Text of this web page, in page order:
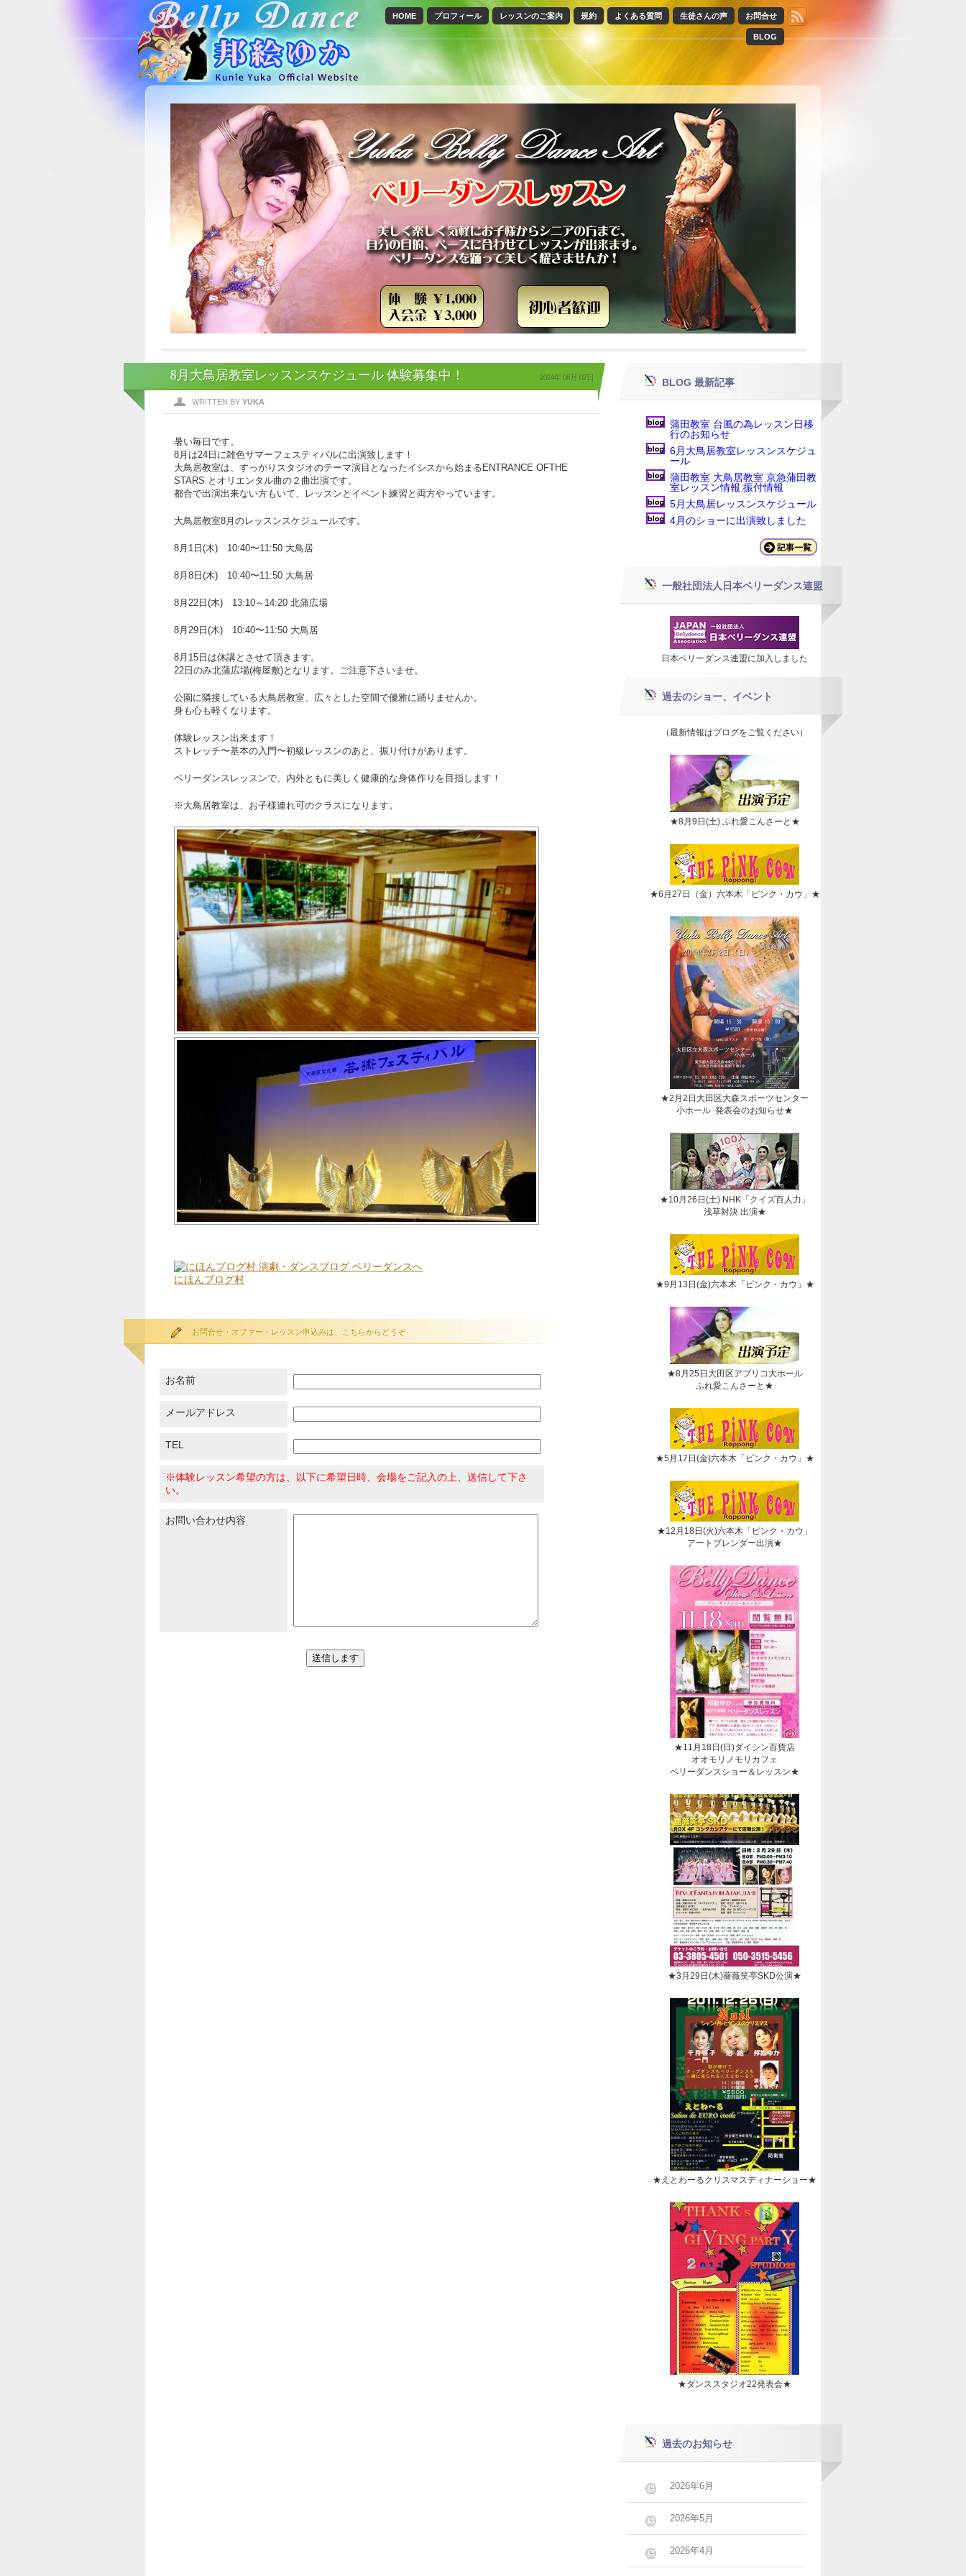
お問合せ
生徒さんの声
よくある質問
規約
レッスンのご案内
プロフィール
HOME
BLOG
8月大鳥居教室レッスンスケジュール 体験募集中！ 2024年 08月 02日
WRITTEN BY YUKA
暑い毎日です。
8月は24日に雑色サマーフェスティバルに出演致します！
大鳥居教室は、すっかりスタジオのテーマ演目となったイシスから始まるENTRANCE OFTHE
STARS とオリエンタル曲の２曲出演です。
都合で出演出来ない方もいて、レッスンとイベント練習と両方やっています。
大鳥居教室8月のレッスンスケジュールです。
8月1日(木) 10:40〜11:50 大鳥居
8月8日(木) 10:40〜11:50 大鳥居
8月22日(木) 13:10～14:20 北蒲広場
8月29日(木) 10:40〜11:50 大鳥居
8月15日は休講とさせて頂きます。
22日のみ北蒲広場(梅屋敷)となります。ご注意下さいませ。
公園に隣接している大鳥居教室、広々とした空間で優雅に踊りませんか。
身も心も軽くなります。
体験レッスン出来ます！
ストレッチ〜基本の入門〜初級レッスンのあと、振り付けがあります。
ベリーダンスレッスンで、内外ともに美しく健康的な身体作りを目指します！
※大鳥居教室は、お子様連れ可のクラスになります。
にほんブログ村
お問合せ・オファー・レッスン申込みは、こちらからどうぞ
お名前
メールアドレス
TEL
※体験レッスン希望の方は、以下に希望日時、会場をご記入の上、送信して下さ
い。
お問い合わせ内容
BLOG 最新記事
蒲田教室 台風の為レッスン日移
行のお知らせ
6月大鳥居教室レッスンスケジュ
ール
蒲田教室 大鳥居教室 京急蒲田教
室レッスン情報 振付情報
5月大鳥居レッスンスケジュール
4月のショーに出演致しました
一般社団法人日本ベリーダンス連盟
日本ベリーダンス連盟に加入しました
過去のショー、イベント
（最新情報はブログをご覧ください）
★8月9日(土) ふれ愛こんさーと★
★6月27日（金）六本木「ピンク・カウ」★
★2月2日大田区大森スポーツセンター
小ホール 発表会のお知らせ★
★10月26日(土) NHK「クイズ百人力」
浅草対決 出演★
★9月13日(金)六本木「ピンク・カウ」★
★8月25日大田区アプリコ大ホール
ふれ愛こんさーと★
★5月17日(金)六本木「ピンク・カウ」★
★12月18日(火)六本木「ピンク・カウ」
アートブレンダー出演★
★11月18日(日)ダイシン百貨店
オオモリノモリカフェ
ベリーダンスショー＆レッスン★
★3月29日(木)薔薇笑亭SKD公演★
★えとわーるクリスマスディナーショー★
★ダンススタジオ22発表会★
過去のお知らせ
2026年6月
2026年5月
2026年4月